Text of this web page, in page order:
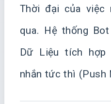
Thời đại của việc
qua. Hệ thống
Dữ Liệu tích hợp
nhắn tức thì (Push